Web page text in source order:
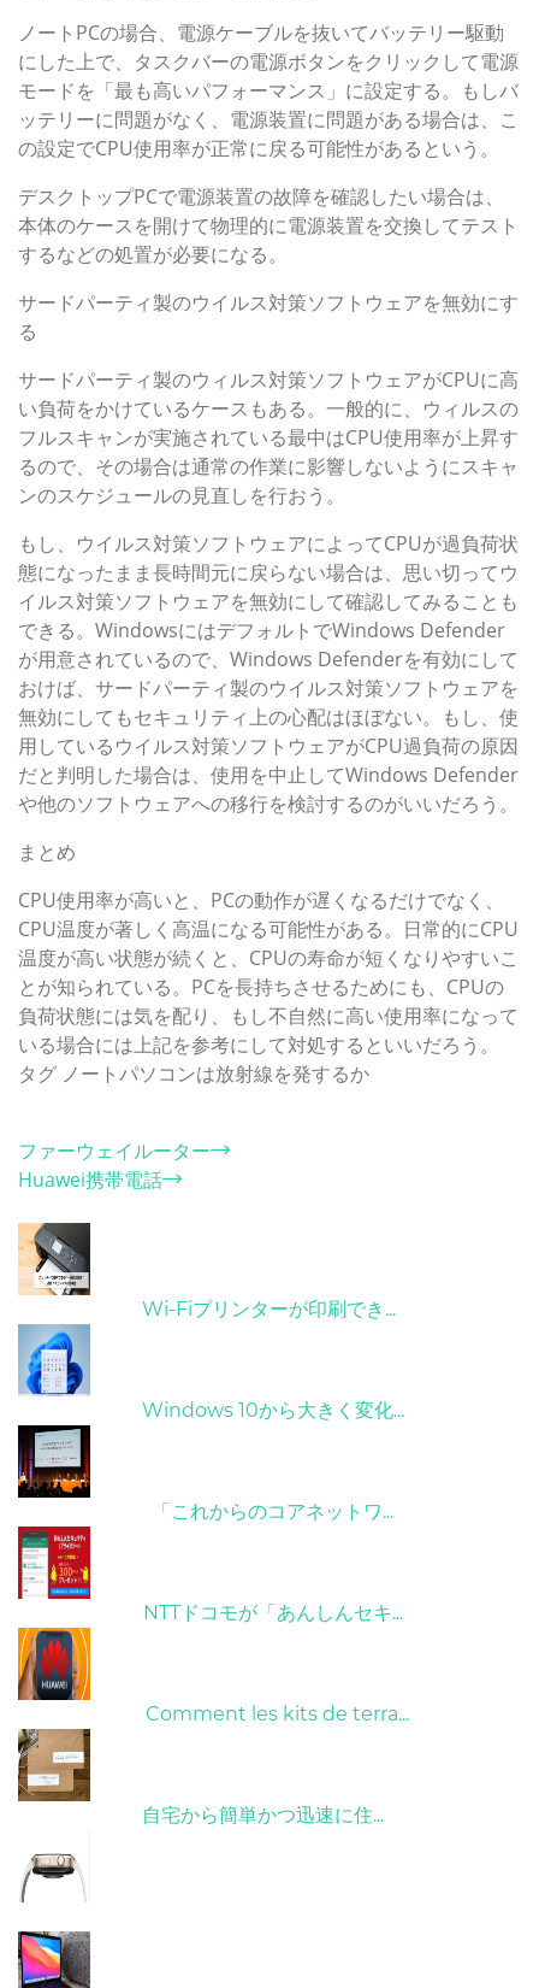
ノートPCの場合、電源ケーブルを抜いてバッテリー駆動
にした上で、タスクバーの電源ボタンをクリックして電源
モードを「最も高いパフォーマンス」に設定する。もしバ
ッテリーに問題がなく、電源装置に問題がある場合は、こ
の設定でCPU使用率が正常に戻る可能性があるという。
デスクトップPCで電源装置の故障を確認したい場合は、
本体のケースを開けて物理的に電源装置を交換してテスト
するなどの処置が必要になる。
サードパーティ製のウイルス対策ソフトウェアを無効にす
る
サードパーティ製のウィルス対策ソフトウェアがCPUに高
い負荷をかけているケースもある。一般的に、ウィルスの
フルスキャンが実施されている最中はCPU使用率が上昇す
るので、その場合は通常の作業に影響しないようにスキャ
ンのスケジュールの見直しを行おう。
もし、ウイルス対策ソフトウェアによってCPUが過負荷状
態になったまま長時間元に戻らない場合は、思い切ってウ
イルス対策ソフトウェアを無効にして確認してみることも
できる。WindowsにはデフォルトでWindows Defender
が用意されているので、Windows Defenderを有効にして
おけば、サードパーティ製のウイルス対策ソフトウェアを
無効にしてもセキュリティ上の心配はほぼない。もし、使
用しているウイルス対策ソフトウェアがCPU過負荷の原因
だと判明した場合は、使用を中止してWindows Defender
や他のソフトウェアへの移行を検討するのがいいだろう。
まとめ
CPU使用率が高いと、PCの動作が遅くなるだけでなく、
CPU温度が著しく高温になる可能性がある。日常的にCPU
温度が高い状態が続くと、CPUの寿命が短くなりやすいこ
とが知られている。PCを長持ちさせるためにも、CPUの
負荷状態には気を配り、もし不自然に高い使用率になって
いる場合には上記を参考にして対処するといいだろう。
タグ ノートパソコンは放射線を発するか
ファーウェイルーター
Huawei携帯電話
Wi-Fiプリンターが印刷でき...
Windows 10から大きく変化...
「これからのコアネットワ...
NTTドコモが「あんしんセキ...
Comment les kits de terra...
自宅から簡単かつ迅速に住...